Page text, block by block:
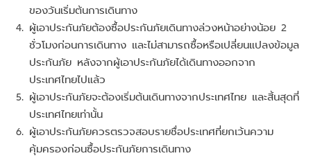
ของวันเริ่มต้นการเดินทาง
ผู้เอาประกันภัยต้องซื้อประกันภัยเดินทางล่วงหน้าอย่างน้อย 2
ชั่วโมงก่อนการเดินทาง และไม่สามารถซื้อหรือเปลี่ยนแปลงข้อมูล
ประกันภัย หลังจากผู้เอาประกันภัยได้เดินทางออกจาก
ประเทศไทยไปแล้ว
ผู้เอาประกันภัยจะต้องเริ่มต้นเดินทางจากประเทศไทย และสิ้นสุดที่
ประเทศไทยเท่านั้น
ผู้เอาประกันภัยควรตรวจสอบรายชื่อประเทศที่ยกเว้นความ
คุ้มครองก่อนซื้อประกันภัยการเดินทาง